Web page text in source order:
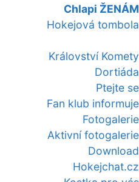
Chlapi ŽENÁM
Hokejová tombola
Království Komety
Dortiáda
Ptejte se
Fan klub informuje
Fotogalerie
Aktivní fotogalerie
Download
Hokejchat.cz